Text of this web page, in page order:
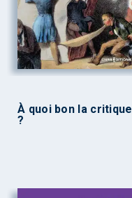
À quoi bon la critique
?